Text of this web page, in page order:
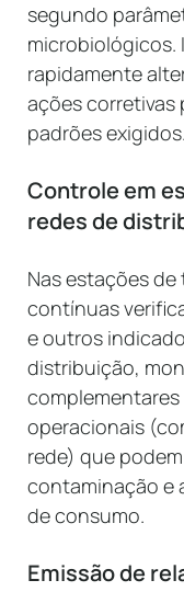
segundo
microbiológicos.
rapidamente
ações corretivas
padrões exigidos.
Controle em
redes de
Nas estações
contínuas
e outros
distribuição,
operacionais
rede) que
contaminação e
de consumo.
Emissão de